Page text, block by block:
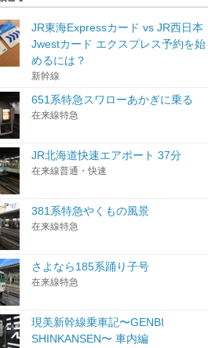
JR東海Expressカード vs JR西日本
Jwestカード エクスプレス予約を始
めるには？
新幹線
651系特急スワローあかぎに乗る
在来線特急
JR北海道快速エアポート 37分
在来線普通・快速
381系特急やくもの風景
在来線特急
さよなら185系踊り子号
在来線特急
現美新幹線乗車記〜GENBI
SHINKANSEN〜 車内編